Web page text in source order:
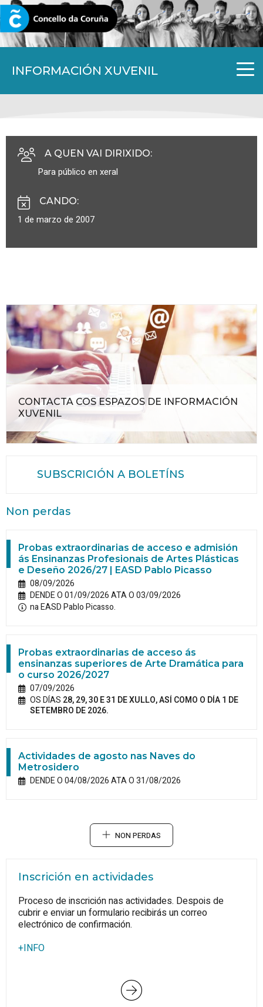
INFORMACIÓN XUVENIL
CORUNA.GAL
A QUEN VAI DIRIXIDO:
Para público en xeral
CANDO:
1 de marzo de 2007
CONTACTA COS ESPAZOS DE INFORMACIÓN
XUVENIL
SUBSCRICIÓN A BOLETÍNS
Non perdas
Probas extraordinarias de acceso e admisión
ás Ensinanzas Profesionais de Artes Plásticas
e Deseño 2026/27 | EASD Pablo Picasso
08/09/2026
DENDE O 01/09/2026 ATA O 03/09/2026
na EASD Pablo Picasso.
Probas extraordinarias de acceso ás
ensinanzas superiores de Arte Dramática para
o curso 2026/2027
07/09/2026
OS DÍAS 28, 29, 30 E 31 DE XULLO, ASÍ COMO O DÍA 1 DE
SETEMBRO DE 2026.
Actividades de agosto nas Naves do
Metrosidero
DENDE O 04/08/2026 ATA O 31/08/2026
NON PERDAS
Inscrición en actividades
Proceso de inscrición nas actividades. Despois de
cubrir e enviar un formulario recibirás un correo
electrónico de confirmación.
+INFO